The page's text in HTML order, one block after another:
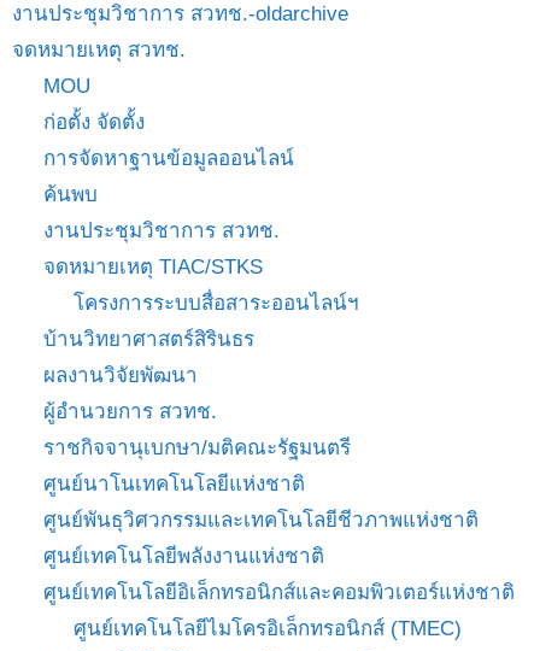
งานประชุมวิชาการ สวทช.-oldarchive
จดหมายเหตุ สวทช.
MOU
ก่อตั้ง จัดตั้ง
การจัดหาฐานข้อมูลออนไลน์
ค้นพบ
งานประชุมวิชาการ สวทช.
จดหมายเหตุ TIAC/STKS
โครงการระบบสื่อสาระออนไลน์ฯ
บ้านวิทยาศาสตร์สิรินธร
ผลงานวิจัยพัฒนา
ผู้อำนวยการ สวทช.
ราชกิจจานุเบกษา/มติคณะรัฐมนตรี
ศูนย์นาโนเทคโนโลยีแห่งชาติ
ศูนย์พันธุวิศวกรรมและเทคโนโลยีชีวภาพแห่งชาติ
ศูนย์เทคโนโลยีพลังงานแห่งชาติ
ศูนย์เทคโนโลยีอิเล็กทรอนิกส์และคอมพิวเตอร์แห่งชาติ
ศูนย์เทคโนโลยีไมโครอิเล็กทรอนิกส์ (TMEC)